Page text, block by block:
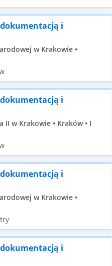
i
w Krakowie •
i
II w Krakowie • Kraków • I
i
w Krakowie •
i